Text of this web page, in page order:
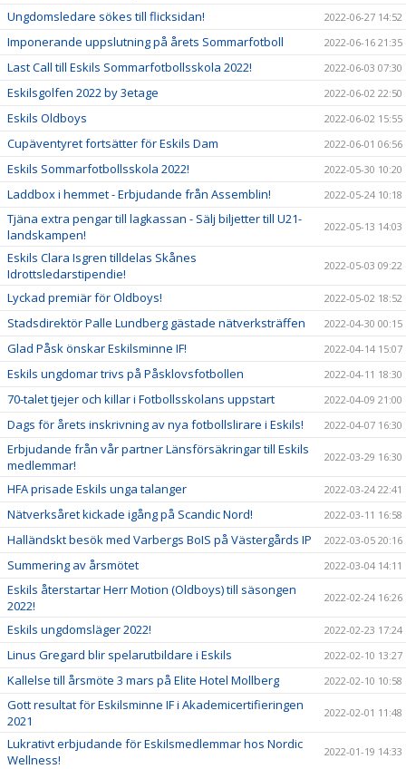
Ungdomsledare sökes till flicksidan! 2022-06-27 14:52
Imponerande uppslutning på årets Sommarfotboll 2022-06-16 21:35
Last Call till Eskils Sommarfotbollsskola 2022! 2022-06-03 07:30
Eskilsgolfen 2022 by 3etage 2022-06-02 22:50
Eskils Oldboys 2022-06-02 15:55
Cupäventyret fortsätter för Eskils Dam 2022-06-01 06:56
Eskils Sommarfotbollsskola 2022! 2022-05-30 10:20
Laddbox i hemmet - Erbjudande från Assemblin! 2022-05-24 10:18
Tjäna extra pengar till lagkassan - Sälj biljetter till U21-
landskampen!
2022-05-13 14:03
Eskils Clara Isgren tilldelas Skånes
Idrottsledarstipendie!
2022-05-03 09:22
Lyckad premiär för Oldboys! 2022-05-02 18:52
Stadsdirektör Palle Lundberg gästade nätverksträffen 2022-04-30 00:15
Glad Påsk önskar Eskilsminne IF! 2022-04-14 15:07
Eskils ungdomar trivs på Påsklovsfotbollen 2022-04-11 18:30
70-talet tjejer och killar i Fotbollsskolans uppstart 2022-04-09 21:00
Dags för årets inskrivning av nya fotbollslirare i Eskils! 2022-04-07 16:30
Erbjudande från vår partner Länsförsäkringar till Eskils
medlemmar!
2022-03-29 16:30
HFA prisade Eskils unga talanger 2022-03-24 22:41
Nätverksåret kickade igång på Scandic Nord! 2022-03-11 16:58
Halländskt besök med Varbergs BoIS på Västergårds IP 2022-03-05 20:16
Summering av årsmötet 2022-03-04 14:11
Eskils återstartar Herr Motion (Oldboys) till säsongen
2022!
2022-02-24 16:26
Eskils ungdomsläger 2022! 2022-02-23 17:24
Linus Gregard blir spelarutbildare i Eskils 2022-02-10 13:27
Kallelse till årsmöte 3 mars på Elite Hotel Mollberg 2022-02-10 10:58
Gott resultat för Eskilsminne IF i Akademicertifieringen
2021
2022-02-01 11:48
Lukrativt erbjudande för Eskilsmedlemmar hos Nordic
Wellness!
2022-01-19 14:33